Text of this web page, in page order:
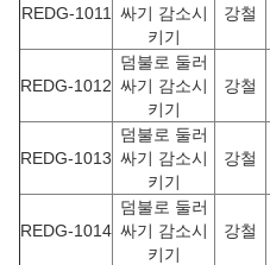
REDG-1011
싸기 감소시
키기
강철
REDG-1012
덤불로 둘러
싸기 감소시
키기
강철
REDG-1013
덤불로 둘러
싸기 감소시
키기
강철
REDG-1014
덤불로 둘러
싸기 감소시
키기
강철